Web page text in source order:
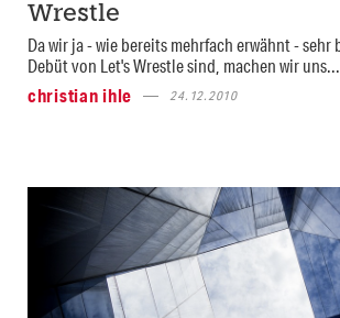
Wrestle
Da wir ja - wie bereits mehrfach erwähnt - sehr
Debüt von Let's Wrestle sind, machen wir uns...
christian ihle
24.12.2010